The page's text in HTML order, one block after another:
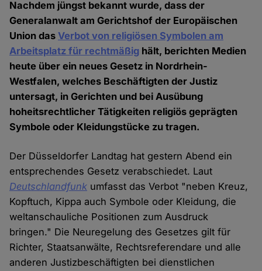
Nachdem jüngst bekannt wurde, dass der
Generalanwalt am Gerichtshof der Europäischen
Union dasVerbot von religiösen Symbolen am
Arbeitsplatz für rechtmäßig hält, berichten Medien
heute über ein neues Gesetz in Nordrhein-
Westfalen, welches Beschäftigten der Justiz
untersagt, in Gerichten und bei Ausübung
hoheitsrechtlicher Tätigkeiten religiös geprägten
Symbole oder Kleidungstücke zu tragen.
Der Düsseldorfer Landtag hat gestern Abend ein
entsprechendes Gesetz verabschiedet. Laut
Deutschlandfunk umfasst das Verbot "neben Kreuz,
Kopftuch, Kippa auch Symbole oder Kleidung, die
weltanschauliche Positionen zum Ausdruck
bringen." Die Neuregelung des Gesetzes gilt für
Richter, Staatsanwälte, Rechtsreferendare und alle
anderen Justizbeschäftigten bei dienstlichen